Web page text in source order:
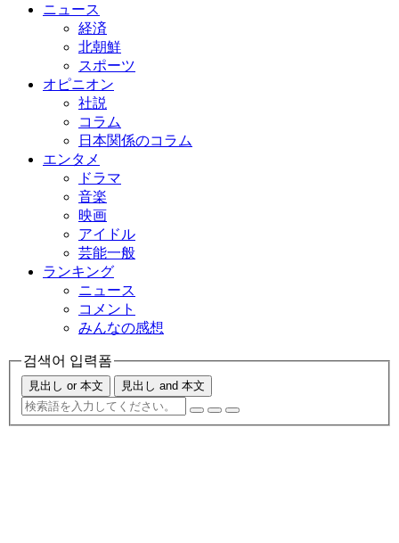
ニュース
経済
北朝鮮
スポーツ
オピニオン
社説
コラム
日本関係のコラム
エンタメ
ドラマ
音楽
映画
アイドル
芸能一般
ランキング
ニュース
コメント
みんなの感想
검색어 입력폼
見出し or 本文 見出し and 本文